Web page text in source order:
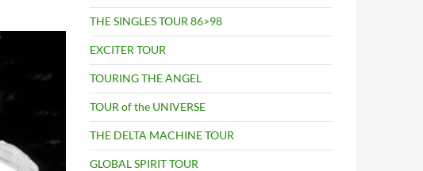
THE SINGLES TOUR 86>98
EXCITER TOUR
TOURING THE ANGEL
TOUR of the UNIVERSE
THE DELTA MACHINE TOUR
GLOBAL SPIRIT TOUR